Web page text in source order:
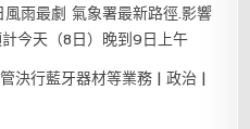
雨最劇 氣象署最新路徑.影響
今天（8日）晚到9日上午
決行藍牙器材等業務 | 政治 |